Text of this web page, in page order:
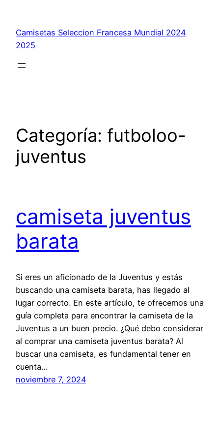
contenido
Camisetas Seleccion Francesa Mundial 2024
2025
Categoría: futboloo-
juventus
camiseta juventus
barata
Si eres un aficionado de la Juventus y estás
buscando una camiseta barata, has llegado al
lugar correcto. En este artículo, te ofrecemos una
guía completa para encontrar la camiseta de la
Juventus a un buen precio. ¿Qué debo considerar
al comprar una camiseta juventus barata? Al
buscar una camiseta, es fundamental tener en
cuenta…
noviembre 7, 2024